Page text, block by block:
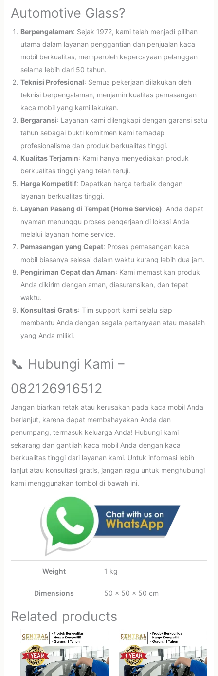
Automotive Glass?
Berpengalaman: Sejak 1972, kami telah menjadi pilihan
utama dalam layanan penggantian dan penjualan kaca
mobil berkualitas, memperoleh kepercayaan pelanggan
selama lebih dari 50 tahun.
Teknisi Profesional: Semua pekerjaan dilakukan oleh
teknisi berpengalaman, menjamin kualitas pemasangan
kaca mobil yang kami lakukan.
Bergaransi: Layanan kami dilengkapi dengan garansi satu
tahun sebagai bukti komitmen kami terhadap
profesionalisme dan produk berkualitas tinggi.
Kualitas Terjamin: Kami hanya menyediakan produk
berkualitas tinggi yang telah teruji.
Harga Kompetitif: Dapatkan harga terbaik dengan
layanan berkualitas tinggi.
Layanan Pasang di Tempat (Home Service): Anda dapat
nyaman menunggu proses pengerjaan di lokasi Anda
melalui layanan home service.
Pemasangan yang Cepat: Proses pemasangan kaca
mobil biasanya selesai dalam waktu kurang lebih dua jam.
Pengiriman Cepat dan Aman: Kami memastikan produk
Anda dikirim dengan aman, diasuransikan, dan tepat
waktu.
Konsultasi Gratis: Tim support kami selalu siap
membantu Anda dengan segala pertanyaan atau masalah
yang Anda miliki.
📞 Hubungi Kami –
082126916512
Jangan biarkan retak atau kerusakan pada kaca mobil Anda
berlanjut, karena dapat membahayakan Anda dan
penumpang, termasuk keluarga Anda! Hubungi kami
sekarang dan gantilah kaca mobil Anda dengan kaca
berkualitas tinggi dari layanan kami. Untuk informasi lebih
lanjut atau konsultasi gratis, jangan ragu untuk menghubungi
kami menggunakan tombol di bawah ini.
Weight 1 kg
Dimensions 50 × 50 × 50 cm
Related products